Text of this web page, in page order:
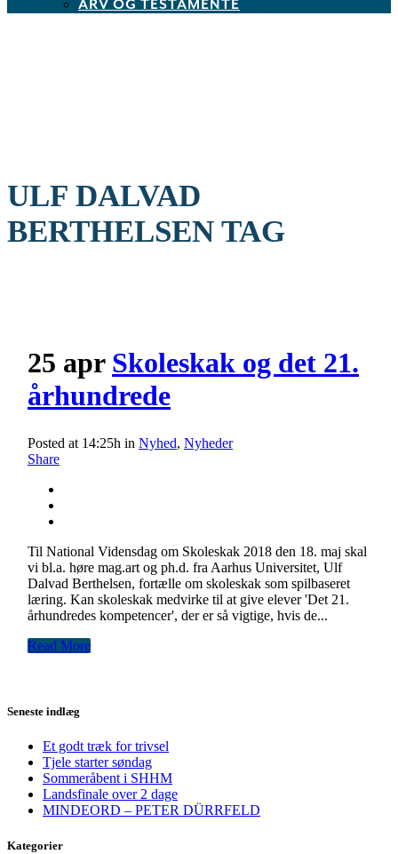
ARV OG TESTAMENTE
ULF DALVAD
BERTHELSEN TAG
25 apr Skoleskak og det 21.
århundrede
Posted at 14:25h in Nyhed, Nyheder
Share
Til National Vidensdag om Skoleskak 2018 den 18. maj skal
vi bl.a. høre mag.art og ph.d. fra Aarhus Universitet, Ulf
Dalvad Berthelsen, fortælle om skoleskak som spilbaseret
læring. Kan skoleskak medvirke til at give elever 'Det 21.
århundredes kompetencer', der er så vigtige, hvis de...
Read More
Seneste indlæg
Et godt træk for trivsel
Tjele starter søndag
Sommeråbent i SHHM
Landsfinale over 2 dage
MINDEORD – PETER DÜRRFELD
Kategorier